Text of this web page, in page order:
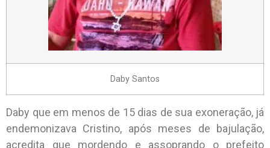
Daby Santos
Daby que em menos de 15 dias de sua exoneração, já
endemonizava Cristino, após meses de bajulação,
acredita que mordendo e assoprando o prefeito